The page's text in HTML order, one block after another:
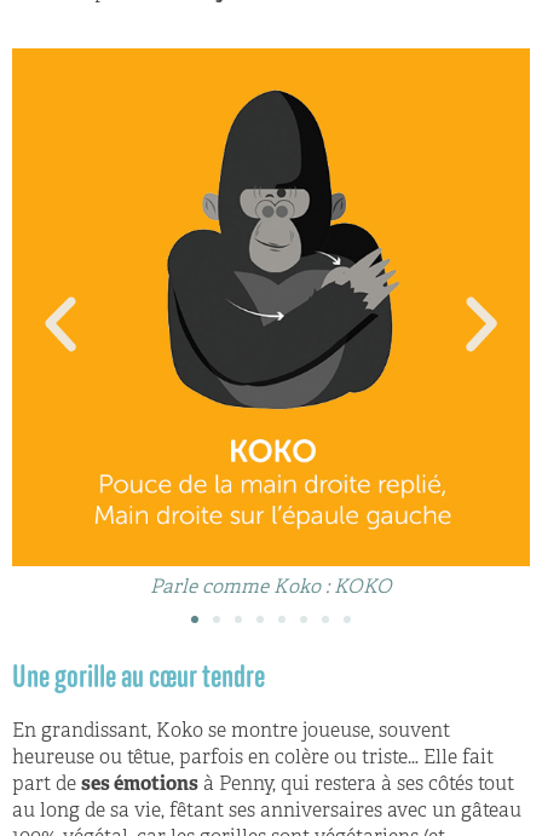
Parle comme Koko : KOKO
Une gorille au cœur tendre
En grandissant, Koko se montre joueuse, souvent
heureuse ou têtue, parfois en colère ou triste… Elle fait
part de ses émotions à Penny, qui restera à ses côtés tout
au long de sa vie, fêtant ses anniversaires avec un gâteau